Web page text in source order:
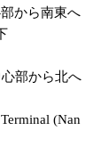
から南東へ
部から北へ
(Nan